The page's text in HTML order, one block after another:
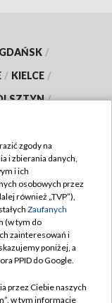
GDAŃSK /
/ KIELCE /
/
zgody na
i zbierania danych,
i ich
osobowych przez
również „TVP”),
Zaufanych
(w tym do
zainteresowań i
poniżej, a
PPID do Google.
przez Ciebie naszych
w tym informacje